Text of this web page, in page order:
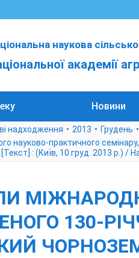
наукова
академії
Новини
надходження 2013
Грудень
науково-практичного
: (Київ, 10 груд. 2013 р.) /
130-